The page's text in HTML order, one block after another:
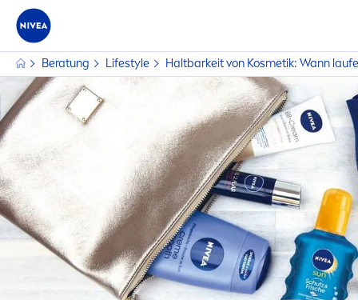
Beratung Lifestyle Haltbarkeit von Kosmetik: Wann